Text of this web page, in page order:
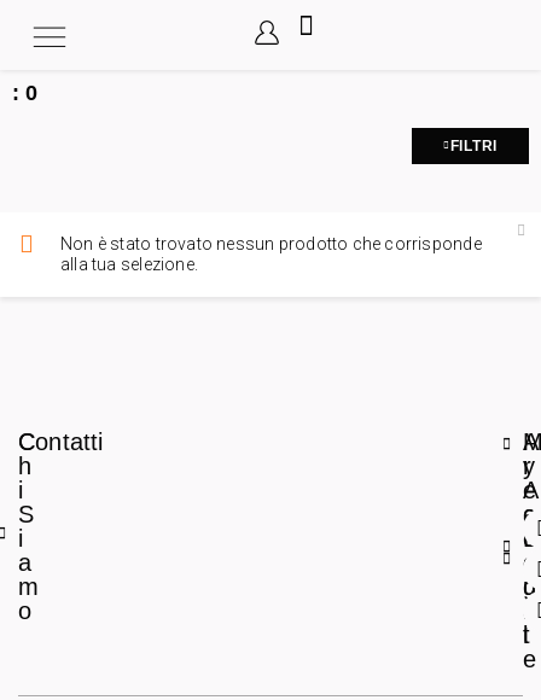
:0
FILTRI
Non è stato trovato nessun prodotto che corrisponde
alla tua selezione.
C
h
i
S
i
a
m
o
Contatti
A
r
e
a
L
e
g
l
e
y
A
c
c
o
u
t